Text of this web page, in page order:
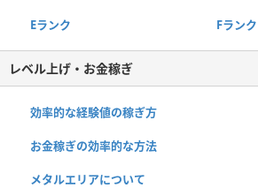
Eランク Fランク
レベル上げ・お金稼ぎ
効率的な経験値の稼ぎ方
お金稼ぎの効率的な方法
メタルエリアについて